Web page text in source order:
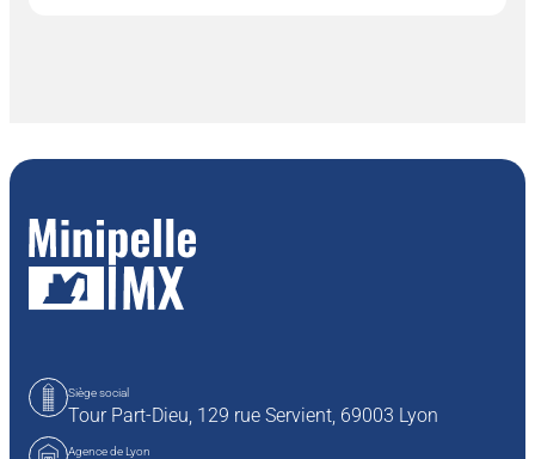
Siège social
Tour Part-Dieu, 129 rue Servient, 69003 Lyon
Agence de Lyon